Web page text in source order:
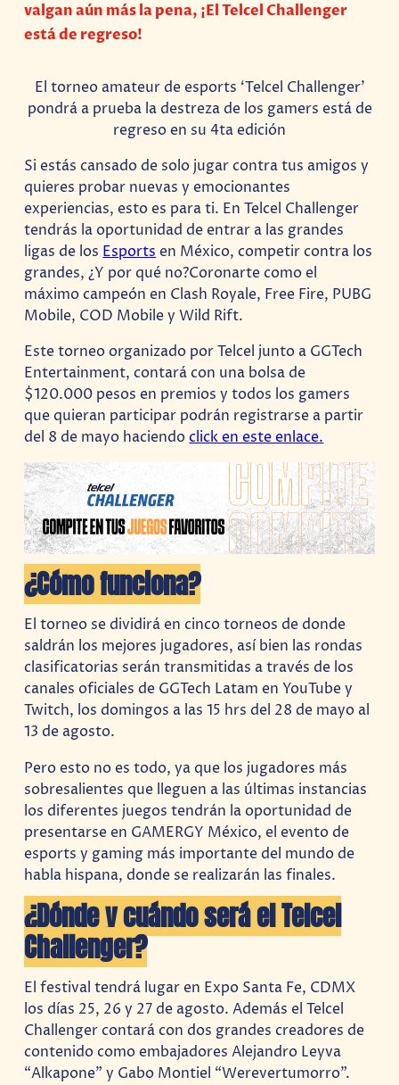
valgan aún más la pena, ¡El Telcel Challenger
está de regreso!
El torneo amateur de esports ‘Telcel Challenger’
pondrá a prueba la destreza de los gamers está de
regreso en su 4ta edición
Si estás cansado de solo jugar contra tus amigos y
quieres probar nuevas y emocionantes
experiencias, esto es para ti. En Telcel Challenger
tendrás la oportunidad de entrar a las grandes
ligas de los Esports en México, competir contra los
grandes, ¿Y por qué no?Coronarte como el
máximo campeón en Clash Royale, Free Fire, PUBG
Mobile, COD Mobile y Wild Rift.
Este torneo organizado por Telcel junto a GGTech
Entertainment, contará con una bolsa de
$120.000 pesos en premios y todos los gamers
que quieran participar podrán registrarse a partir
del 8 de mayo haciendoclick en este enlace.
¿Cómo funciona?
El torneo se dividirá en cinco torneos de donde
saldrán los mejores jugadores, así bien las rondas
clasificatorias serán transmitidas a través de los
canales oficiales de GGTech Latam en YouTube y
Twitch, los domingos a las 15 hrs del 28 de mayo al
13 de agosto.
Pero esto no es todo, ya que los jugadores más
sobresalientes que lleguen a las últimas instancias
los diferentes juegos tendrán la oportunidad de
presentarse en GAMERGY México, el evento de
esports y gaming más importante del mundo de
habla hispana, donde se realizarán las finales.
¿Dónde y cuándo será el Telcel
Challenger?
El festival tendrá lugar en Expo Santa Fe, CDMX
los días 25, 26 y 27 de agosto. Además el Telcel
Challenger contará con dos grandes creadores de
contenido como embajadores Alejandro Leyva
“Alkapone” y Gabo Montiel “Werevertumorro”.